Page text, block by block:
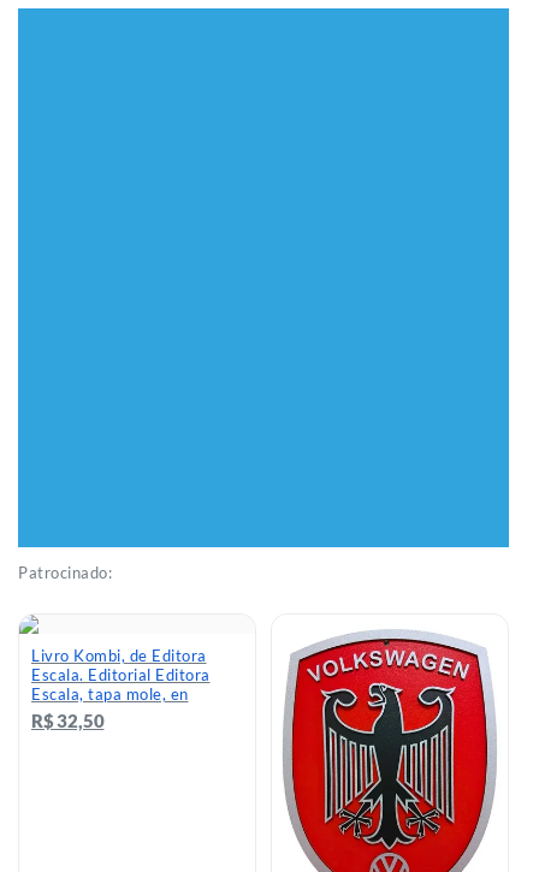
Patrocinado:
Livro Kombi, de Editora
Escala. Editorial Editora
Escala, tapa mole, en
português (2015) - R$ 32,5
R$ 32,50